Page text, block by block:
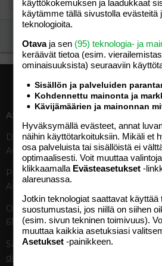
ASIAKASPALVELU
Digipalvelut (09) 156 6227
Avoinna ma–pe 8–19
Painettu lehti (09) 156 665
Avoinna ma–pe 8–19
Otavamedian vaihde (09) 156
61
Sähköposti (digi)
digi@otavamedia.fi
Tietoa
käyttökokemuksen ja laadukkaat
käytämme tällä sivustolla evästeitä
teknologioita.
Otavaja sen (95) teknologia- ja
keräävät tietoa (esim.
ominaisuuk­sista) seuraaviin
Sisällön ja palveluiden
Kohdennettu mainonta ja
Kävijämäärien ja mainonnan
Hyväksymällä evästeet, annat
näihin käyttötarkoituksiin. Mikäli et
osa palveluista tai sisällöistä ei
optimaalisesti. Voit muuttaa
klikkaamalla Evästeasetukset -
alareunassa.
Jotkin teknologiat saattavat
suostumustasi, jos niillä on siihen
(esim. sivun tekninen toimivuus).
muuttaa kaikkia asetuksiasi
Asetukset -painikkeen.